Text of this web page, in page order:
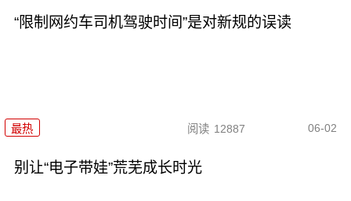
“限制网约车司机驾驶时间”是对新规的误读
最热 阅读 12887 06-02
别让“电子带娃”荒芜成长时光